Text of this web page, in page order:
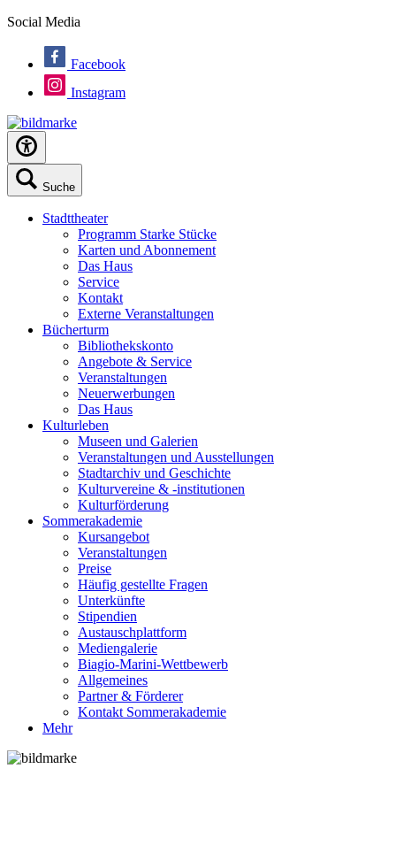
Social Media
Facebook
Instagram
Suche
Stadttheater
Programm Starke Stücke
Karten und Abonnement
Das Haus
Service
Kontakt
Externe Veranstaltungen
Bücherturm
Bibliothekskonto
Angebote & Service
Veranstaltungen
Neuerwerbungen
Das Haus
Kulturleben
Museen und Galerien
Veranstaltungen und Ausstellungen
Stadtarchiv und Geschichte
Kulturvereine & -institutionen
Kulturförderung
Sommerakademie
Kursangebot
Veranstaltungen
Preise
Häufig gestellte Fragen
Unterkünfte
Stipendien
Austauschplattform
Mediengalerie
Biagio-Marini-Wettbewerb
Allgemeines
Partner & Förderer
Kontakt Sommerakademie
Mehr